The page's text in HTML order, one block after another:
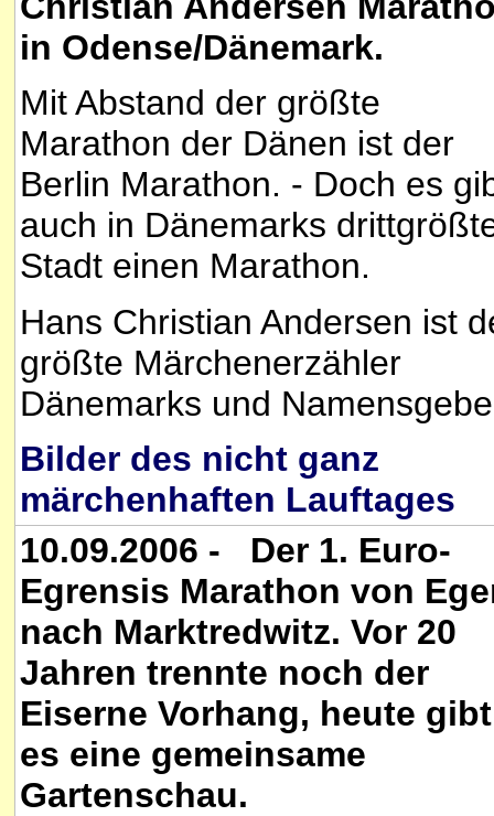
in Odense/Dänemark.
Mit Abstand der größte
Marathon der Dänen ist der
Berlin Marathon. - Doch es
auch in Dänemarks
Stadt einen Marathon.
Hans Christian Andersen ist
größte Märchenerzähler
Dänemarks und
Bilder des nicht ganz
märchenhaften Lauftages
10.09.2006 - Der 1. Euro-
Egrensis Marathon von
nach Marktredwitz. Vor 20
Jahren trennte noch der
Eiserne Vorhang, heute gibt
es eine gemeinsame
Gartenschau.